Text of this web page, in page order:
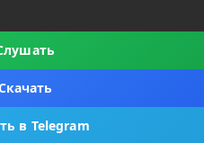
в Telegram